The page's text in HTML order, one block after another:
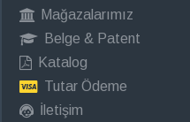
Mağazalarımız
Belge & Patent
Katalog
Tutar Ödeme
İletişim